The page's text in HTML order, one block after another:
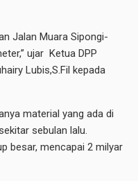
Jalan Muara Sipongi-
ujar Ketua DPP
Lubis,S.Fil kepada
material yang ada di
sebulan lalu.
besar, mencapai 2 milyar